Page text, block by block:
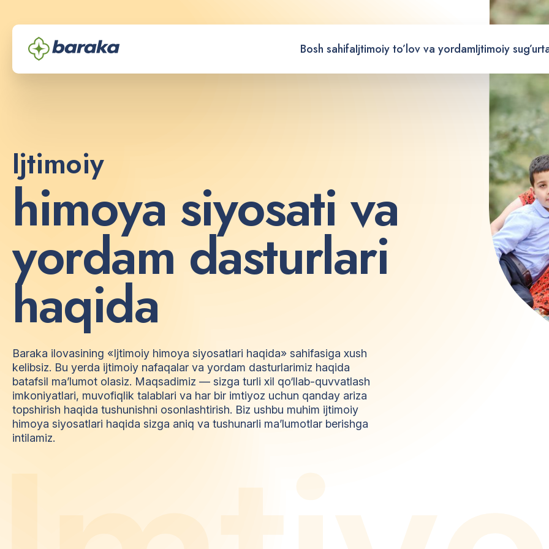
Bosh sahifaIjtimoiy to’lov va yordamIjtimoiy
Ijtimoiy
himoya siyosati va
yordam dasturlari
haqida
Baraka ilovasining «Ijtimoiy himoya siyosatlari haqida» sahifasiga xush
kelibsiz. Bu yerda ijtimoiy nafaqalar va yordam dasturlarimiz haqida
batafsil ma’lumot olasiz. Maqsadimiz — sizga turli xil qo‘llab-quvvatlash
imkoniyatlari, muvofiqlik talablari va har bir imtiyoz uchun qanday ariza
topshirish haqida tushunishni osonlashtirish. Biz ushbu muhim ijtimoiy
himoya siyosatlari haqida sizga aniq va tushunarli ma’lumotlar berishga
intilamiz.